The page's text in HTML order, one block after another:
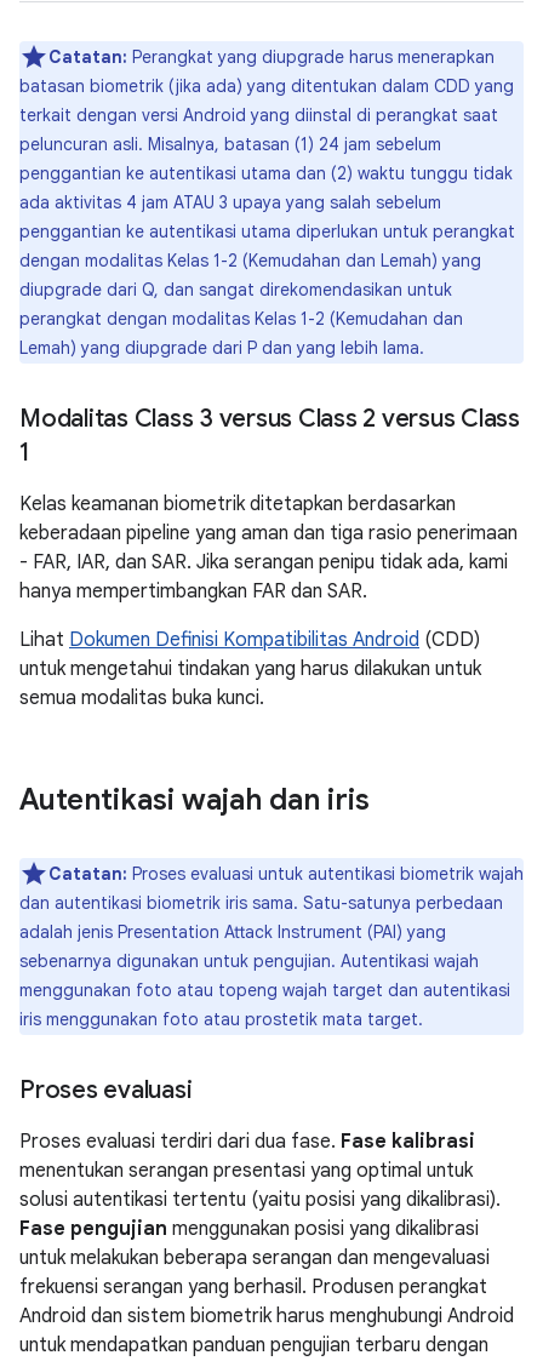
Catatan: Perangkat yang diupgrade harus menerapkan
batasan biometrik (jika ada) yang ditentukan dalam CDD yang
terkait dengan versi Android yang diinstal di perangkat saat
peluncuran asli. Misalnya, batasan (1) 24 jam sebelum
penggantian ke autentikasi utama dan (2) waktu tunggu tidak
ada aktivitas 4 jam ATAU 3 upaya yang salah sebelum
penggantian ke autentikasi utama diperlukan untuk perangkat
dengan modalitas Kelas 1-2 (Kemudahan dan Lemah) yang
diupgrade dari Q, dan sangat direkomendasikan untuk
perangkat dengan modalitas Kelas 1-2 (Kemudahan dan
Lemah) yang diupgrade dari P dan yang lebih lama.
Modalitas Class 3 versus Class 2 versus Class
1
Kelas keamanan biometrik ditetapkan berdasarkan
keberadaan pipeline yang aman dan tiga rasio penerimaan
- FAR, IAR, dan SAR. Jika serangan penipu tidak ada, kami
hanya mempertimbangkan FAR dan SAR.
Lihat Dokumen Definisi Kompatibilitas Android (CDD)
untuk mengetahui tindakan yang harus dilakukan untuk
semua modalitas buka kunci.
Autentikasi wajah dan iris
Catatan: Proses evaluasi untuk autentikasi biometrik wajah
dan autentikasi biometrik iris sama. Satu-satunya perbedaan
adalah jenis Presentation Attack Instrument (PAI) yang
sebenarnya digunakan untuk pengujian. Autentikasi wajah
menggunakan foto atau topeng wajah target dan autentikasi
iris menggunakan foto atau prostetik mata target.
Proses evaluasi
Proses evaluasi terdiri dari dua fase. Fase kalibrasi
menentukan serangan presentasi yang optimal untuk
solusi autentikasi tertentu (yaitu posisi yang dikalibrasi).
Fase pengujian menggunakan posisi yang dikalibrasi
untuk melakukan beberapa serangan dan mengevaluasi
frekuensi serangan yang berhasil. Produsen perangkat
Android dan sistem biometrik harus menghubungi Android
untuk mendapatkan panduan pengujian terbaru dengan